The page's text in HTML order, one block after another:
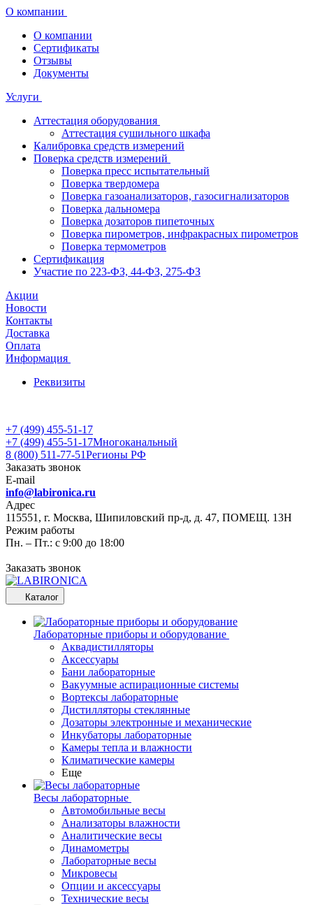
О компании
О компании
Сертификаты
Отзывы
Документы
Услуги
Аттестация оборудования
Аттестация сушильного шкафа
Калибровка средств измерений
Поверка средств измерений
Поверка пресс испытательный
Поверка твердомера
Поверка газоанализаторов, газосигнализаторов
Поверка дальномера
Поверка дозаторов пипеточных
Поверка пирометров, инфракрасных пирометров
Поверка термометров
Сертификация
Участие по 223-ФЗ, 44-ФЗ, 275-ФЗ
Акции
Новости
Контакты
Доставка
Оплата
Информация
Реквизиты
+7 (499) 455-51-17
+7 (499) 455-51-17Многоканальный
8 (800) 511-77-51Регионы РФ
Заказать звонок
E-mail
info@labironica.ru
Адрес
115551, г. Москва, Шипиловский пр-д, д. 47, ПОМЕЩ. 13Н
Режим работы
Пн. – Пт.: с 9:00 до 18:00
Заказать звонок
Каталог
Лабораторные приборы и оборудование
Аквадистилляторы
Аксессуары
Бани лабораторные
Вакуумные аспирационные системы
Вортексы лабораторные
Дистилляторы стеклянные
Дозаторы электронные и механические
Инкубаторы лабораторные
Камеры тепла и влажности
Климатические камеры
Еще
Весы лабораторные
Автомобильные весы
Анализаторы влажности
Аналитические весы
Динамометры
Лабораторные весы
Микровесы
Опции и аксессуары
Технические весы